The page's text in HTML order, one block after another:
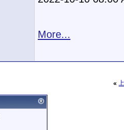
More...
«